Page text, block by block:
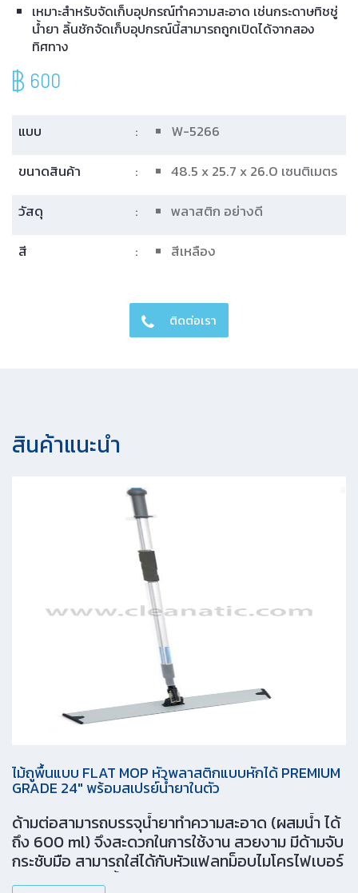
เหมาะสำหรับจัดเก็บอุปกรณ์ทำความสะอาด เช่นกระดาษทิชชู่
น้ำยา ลิ้นชักจัดเก็บอุปกรณ์นี้สามารถถูกเปิดได้จากสอง
ทิศทาง
600
แบบ :
W-5266
ขนาดสินค้า
:
48.5 x 25.7 x 26.0 เซนติเมตร
วัสดุ
:
พลาสติก อย่างดี
สี
: สีเหลือง
ติดต่อเรา
สินค้าแนะนํา
ไม้ถูพื้นแบบ FLAT MOP หัวพลาสติกแบบหักได้ PREMIUM
GRADE 24″ พร้อมสเปรย์น้ำยาในตัว
ด้ามต่อสามารถบรรจุน้ำยาทำความสะอาด (ผสมน้ำ ได้
ถึง 600 ml) จึงสะดวกในการใช้งาน สวยงาม มีด้ามจับ
กระชับมือ สามารถใส่ได้กับหัวแฟลทม็อบไมโครไฟเบอร์
Centipede 24 นิ้ว (M-0021, M-0022)